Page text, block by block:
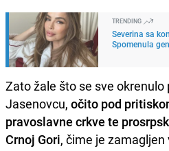
TRENDING
Severina sa
Spomenula
Zato žale što se sve
Jasenovcu, očito pod
pravoslavne crkve te
Crnoj Gori, čime je